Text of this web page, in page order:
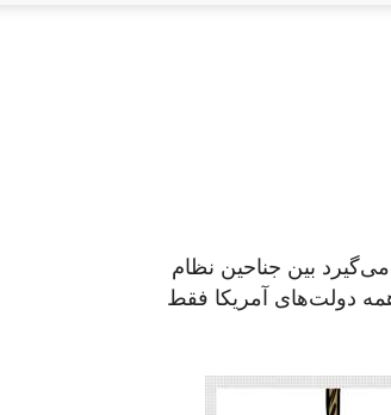
بین جناحین نظام
دولت‌های آمریکا فقط